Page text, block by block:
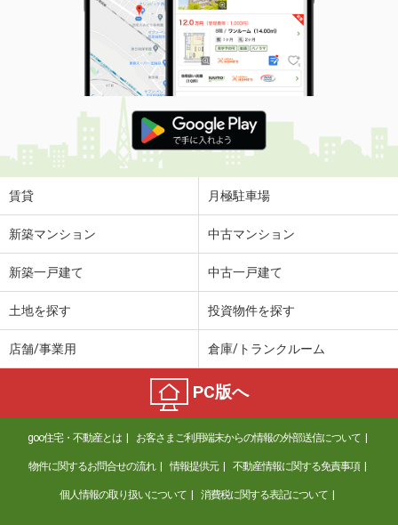
賃貸 月極駐車場
新築マンション 中古マンション
新築一戸建て 中古一戸建て
土地を探す 投資物件を探す
店舗/事業用 倉庫/トランクルーム
PC版へ
goo住宅・不動産とは お客さまご利用端末からの情報の外部送信について
物件に関するお問合せの流れ 情報提供元 不動産情報に関する免責事項
個人情報の取り扱いについて 消費税に関する表記について